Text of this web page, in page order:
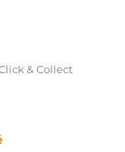
& Collect